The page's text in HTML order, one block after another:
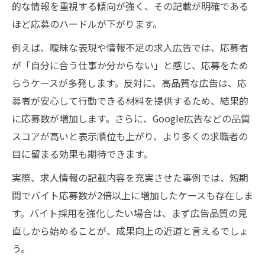
正社員募集で品質スコアを活用するコツ解
説
広告品質を意識した求人運用効率化のポイ
ント
採用求人広告の品質スコア確認方法と注意
点
求人広告で失敗しない品質改善の実践術
採用求人広告で品質改善を成功させる手順
バイト・正社員広告の品質向上チェックリ
スト
求人広告の品質スコア改善方法と実践のコ
ツ
広告品質を高める求人用コピーライティン
的な情報を重視する傾向が強く、その記載が明確である
ほど応募のハードルが下がります。
例えば、曖昧な表現や情報不足の求人広告では、応募者
が「自分に合う仕事か分からない」と感じ、応募をため
らうケースが多発します。反対に、高品質な広告は、応
募者が安心して行動できる材料を提供するため、結果的
に応募数が増加します。さらに、Google広告などの品質
スコアが高いと表示順位も上がり、より多くの求職者の
目に留まる効果も期待できます。
実際、求人情報の記載内容を充実させた事例では、短期
間でバイト応募数が2倍以上に増加したケースも存在しま
す。バイト採用を強化したい場合は、まず広告品質の見
直しから始めることが、成果向上の近道と言えるでしょ
う。